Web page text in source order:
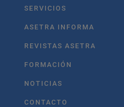
SERVICIOS
ASETRA INFORMA
REVISTAS ASETRA
FORMACIÓN
NOTICIAS
CONTACTO